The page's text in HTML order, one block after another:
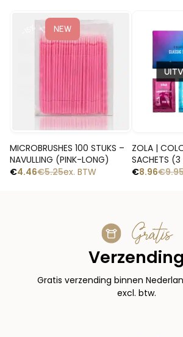
-15% NEW
Snelle blik
MICROBRUSHES 100 STUKS –
NAVULLING (PINK-LONG)
€5.25
€4.46 ex. BTW
-10%
ZOLA |
SACHETS (3
€
€8.96
Gratis
Verzending
Gratis verzending binnen
excl. btw.